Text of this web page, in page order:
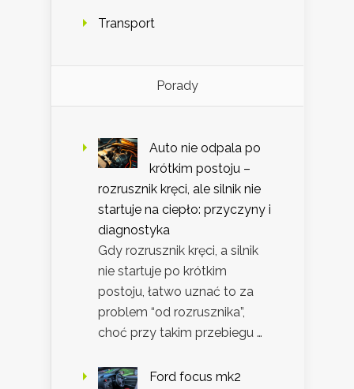
Transport
Porady
Auto nie odpala po
krótkim postoju –
rozrusznik kręci, ale silnik nie
startuje na ciepło: przyczyny i
diagnostyka
Gdy rozrusznik kręci, a silnik
nie startuje po krótkim
postoju, łatwo uznać to za
problem “od rozrusznika”,
choć przy takim przebiegu …
Ford focus mk2